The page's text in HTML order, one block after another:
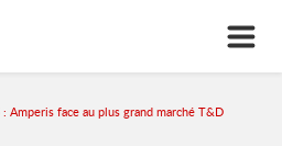
Amperis face au plus grand marché T&D